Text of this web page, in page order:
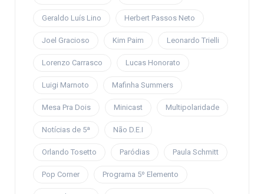
Geraldo Luís Lino Herbert Passos Neto
Joel Gracioso Kim Paim Leonardo Trielli
Lorenzo Carrasco Lucas Honorato
Luigi Marnoto Mafinha Summers
Mesa Pra Dois Minicast Multipolaridade
Notícias de 5ª Não D.E.I
Orlando Tosetto Paródias Paula Schmitt
Pop Corner Programa 5º Elemento